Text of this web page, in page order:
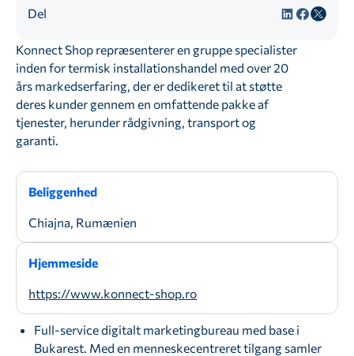
Del
Konnect Shop repræsenterer en gruppe specialister
inden for termisk installationshandel med over 20
års markedserfaring, der er dedikeret til at støtte
deres kunder gennem en omfattende pakke af
tjenester, herunder rådgivning, transport og
garanti.
Beliggenhed
Chiajna, Rumænien
Hjemmeside
https://www.konnect-shop.ro
Full-service digitalt marketingbureau med base i
Bukarest. Med en menneskecentreret tilgang samler